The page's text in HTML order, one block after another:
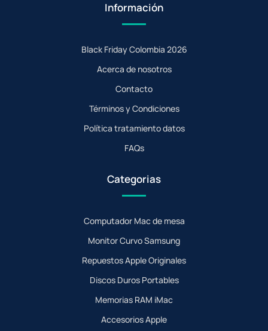
Información
Black Friday Colombia 2026
Acerca de nosotros
Contacto
Términos y Condiciones
Política tratamiento datos
FAQs
Categorias
Computador Mac de mesa
Monitor Curvo Samsung
Repuestos Apple Originales
Discos Duros Portables
Memorias RAM iMac
Accesorios Apple